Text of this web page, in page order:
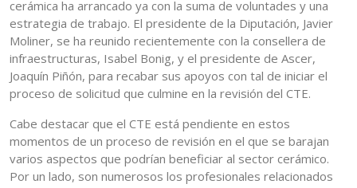
cerámica ha arrancado ya con la suma de voluntades y una
estrategia de trabajo. El presidente de la Diputación, Javier
Moliner, se ha reunido recientemente con la consellera de
infraestructuras, Isabel Bonig, y el presidente de Ascer,
Joaquín Piñón, para recabar sus apoyos con tal de iniciar el
proceso de solicitud que culmine en la revisión del CTE.
Cabe destacar que el CTE está pendiente en estos
momentos de un proceso de revisión en el que se barajan
varios aspectos que podrían beneficiar al sector cerámico.
Por un lado, son numerosos los profesionales relacionados